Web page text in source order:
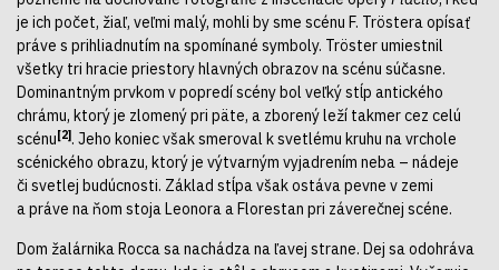
je ich počet, žiaľ, veľmi malý, mohli by sme scénu F. Tröstera opísať
práve s prihliadnutím na spomínané symboly. Tröster umiestnil
všetky tri hracie priestory hlavných obrazov na scénu súčasne.
Dominantným prvkom v popredí scény bol veľký stĺp antického
chrámu, ktorý je zlomený pri päte, a zborený leží takmer cez celú
scénu[2]. Jeho koniec však smeroval k svetlému kruhu na vrchole
scénického obrazu, ktorý je výtvarným vyjadrením neba – nádeje
či svetlej budúcnosti. Základ stĺpa však ostáva pevne v zemi
a práve na ňom stoja Leonora a Florestan pri záverečnej scéne.
Dom žalárnika Rocca sa nachádza na ľavej strane. Dej sa odohráva